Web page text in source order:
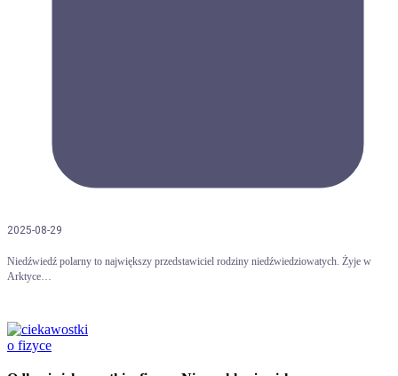
2025-08-29
Niedźwiedź polarny to największy przedstawiciel rodziny niedźwiedziowatych. Żyje w
Arktyce…